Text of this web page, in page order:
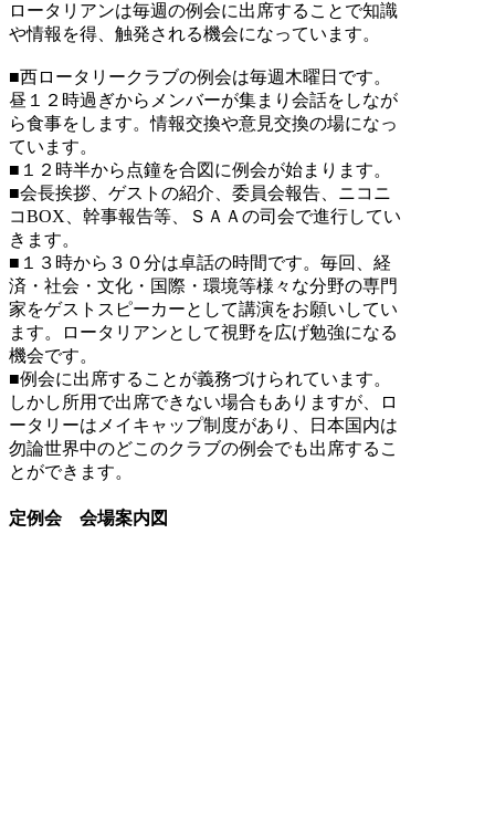
ロータリアンは毎週の例会に出席することで知識
や情報を得、触発される機会になっています。
■西ロータリークラブの例会は毎週木曜日です。
昼１２時過ぎからメンバーが集まり会話をしなが
ら食事をします。情報交換や意見交換の場になっ
ています。
■１２時半から点鐘を合図に例会が始まります。
■会長挨拶、ゲストの紹介、委員会報告、ニコニ
コBOX、幹事報告等、ＳＡＡの司会で進行してい
きます。
■１３時から３０分は卓話の時間です。毎回、経
済・社会・文化・国際・環境等様々な分野の専門
家をゲストスピーカーとして講演をお願いしてい
ます。ロータリアンとして視野を広げ勉強になる
機会です。
■例会に出席することが義務づけられています。
しかし所用で出席できない場合もありますが、ロ
ータリーはメイキャップ制度があり、日本国内は
勿論世界中のどこのクラブの例会でも出席するこ
とができます。
定例会 会場案内図